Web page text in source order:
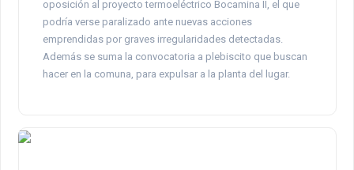
oposición al proyecto termoeléctrico Bocamina II, el que
podría verse paralizado ante nuevas acciones
emprendidas por graves irregularidades detectadas.
Además se suma la convocatoria a plebiscito que buscan
hacer en la comuna, para expulsar a la planta del lugar.